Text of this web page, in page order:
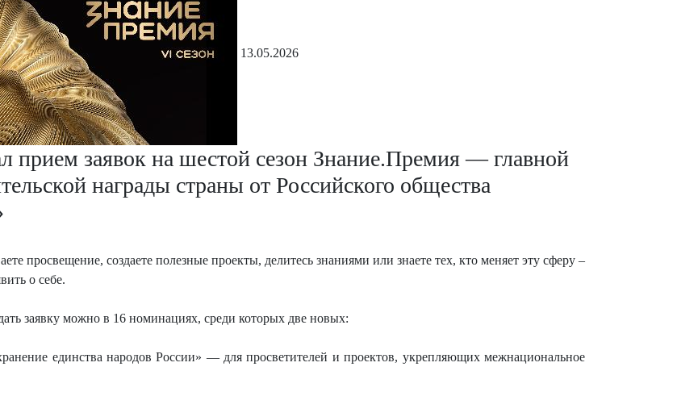
13.05.2026
прием заявок на шестой сезон Знание.Премия — главной
награды страны от Российского общества
просвещение, создаете полезные проекты, делитесь знаниями или знаете тех, кто меняет эту сферу –
о себе.
заявку можно в 16 номинациях, среди которых две новых:
единства народов России» — для просветителей и проектов, укрепляющих межнациональное